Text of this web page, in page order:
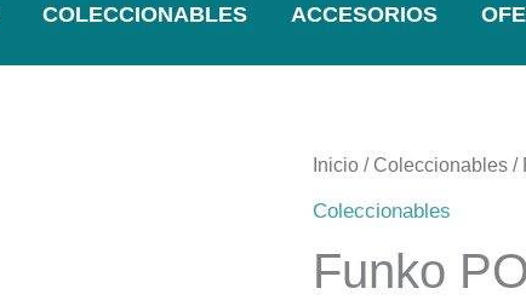
COLECCIONABLES ACCESORIOS
Inicio / Coleccionables /
Coleccionables
Funko